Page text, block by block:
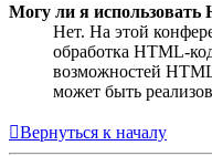
Могу ли я использовать
Нет. На этой
обработка HTML-
возможностей
может быть
Вернуться к началу